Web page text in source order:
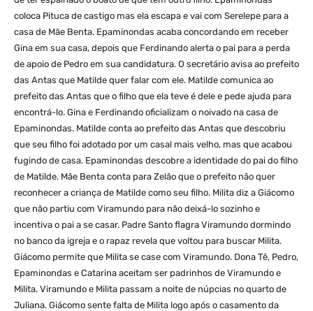
coloca Pituca de castigo mas ela escapa e vai com Serelepe para a
casa de Mãe Benta. Epaminondas acaba concordando em receber
Gina em sua casa, depois que Ferdinando alerta o pai para a perda
de apoio de Pedro em sua candidatura. O secretário avisa ao prefeito
das Antas que Matilde quer falar com ele. Matilde comunica ao
prefeito das Antas que o filho que ela teve é dele e pede ajuda para
encontrá-lo. Gina e Ferdinando oficializam o noivado na casa de
Epaminondas. Matilde conta ao prefeito das Antas que descobriu
que seu filho foi adotado por um casal mais velho, mas que acabou
fugindo de casa. Epaminondas descobre a identidade do pai do filho
de Matilde. Mãe Benta conta para Zelão que o prefeito não quer
reconhecer a criança de Matilde como seu filho. Milita diz a Giácomo
que não partiu com Viramundo para não deixá-lo sozinho e
incentiva o pai a se casar. Padre Santo flagra Viramundo dormindo
no banco da igreja e o rapaz revela que voltou para buscar Milita.
Giácomo permite que Milita se case com Viramundo. Dona Tê, Pedro,
Epaminondas e Catarina aceitam ser padrinhos de Viramundo e
Milita. Viramundo e Milita passam a noite de núpcias no quarto de
Juliana. Giácomo sente falta de Milita logo após o casamento da